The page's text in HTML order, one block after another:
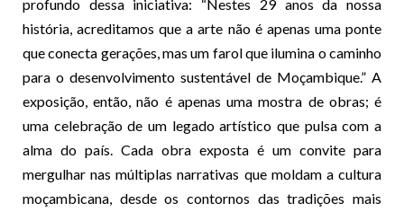
profundo dessa iniciativa: “Nestes 29 anos da nossa
história, acreditamos que a arte não é apenas uma ponte
que conecta gerações, mas um farol que ilumina o caminho
para o desenvolvimento sustentável de Moçambique.” A
exposição, então, não é apenas uma mostra de obras; é
uma celebração de um legado artístico que pulsa com a
alma do país. Cada obra exposta é um convite para
mergulhar nas múltiplas narrativas que moldam a cultura
moçambicana, desde os contornos das tradições mais